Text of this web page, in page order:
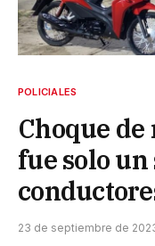
POLICIALES
Choque
fue solo
23 de septiembre de